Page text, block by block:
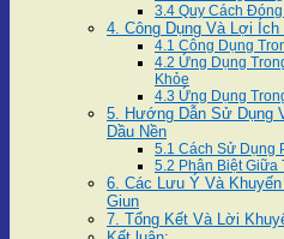
3.4 Quy Cách
4. Công Dụng Và Lợi
4.1 Công Dụng
4.2 Ứng Dụng
Khỏe
4.3 Ứng Dụng
5. Hướng Dẫn Sử Dụng
Dầu Nền
5.1 Cách Sử Dụng
5.2 Phân Biệt Giữa
6. Các Lưu Ý Và
Giun
7. Tổng Kết Và Lời